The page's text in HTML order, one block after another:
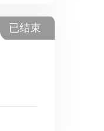
已结束